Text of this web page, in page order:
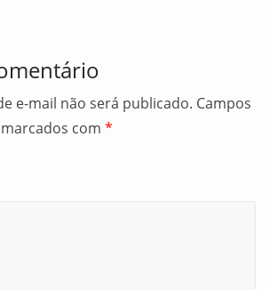
e-mail não será publicado. Campos
com *